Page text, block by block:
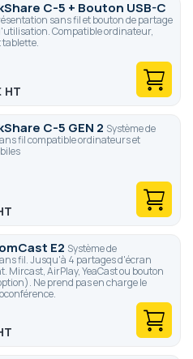
C-5 + Bouton USB-C
sans fil et bouton de partage
Compatible ordinateur,
tablette.
C-5 GEN 2 Système de
fil compatible ordinateurs et
E2 Système de
fil. Jusqu'à 4 partages d'écran
Mircast, AirPlay, YeaCast ou bouton
Ne prend pas en charge le